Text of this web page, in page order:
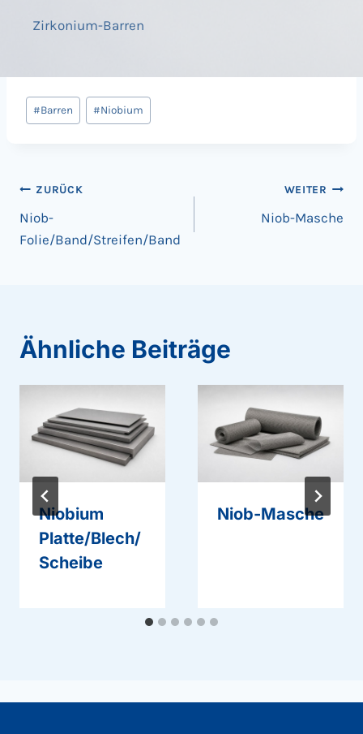
Zirkonium-Barren
Beitrags
Tags:
#Barren #Niobium
Beitragsnavigation
ZURÜCK
Niob-
Folie/Band/Streifen/Band
WEITER
Niob-Masche
Ähnliche Beiträge
Niobium
Platte/Blech/
Scheibe
Niob-Masche